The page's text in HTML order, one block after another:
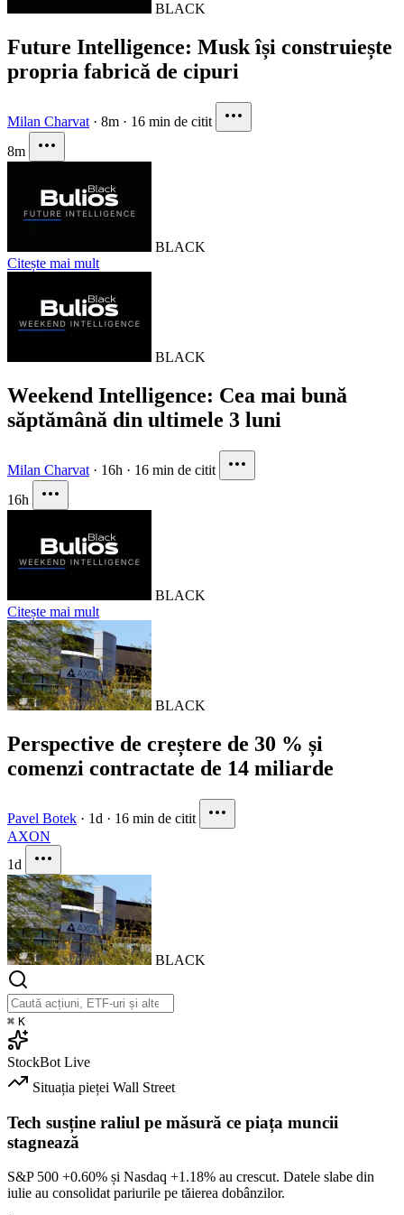
BLACK
Future Intelligence: Musk își construiește
propria fabrică de cipuri
Milan Charvat · 8m · 16 min de citit
8m
BLACK
Citește mai mult
BLACK
Weekend Intelligence: Cea mai bună
săptămână din ultimele 3 luni
Milan Charvat · 16h · 16 min de citit
16h
BLACK
Citește mai mult
BLACK
Perspective de creștere de 30 % și
comenzi contractate de 14 miliarde
Pavel Botek · 1d · 16 min de citit
AXON
1d
BLACK
⌘ K
StockBot Live
Situația pieței Wall Street
Tech susține raliul pe măsură ce piața muncii
stagnează
S&P 500 +0.60% și Nasdaq +1.18% au crescut. Datele slabe din
iulie au consolidat pariurile pe tăierea dobânzilor.